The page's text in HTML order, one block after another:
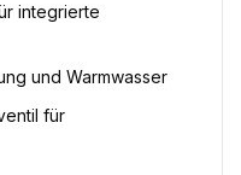
integrierte
und Warmwasser
für